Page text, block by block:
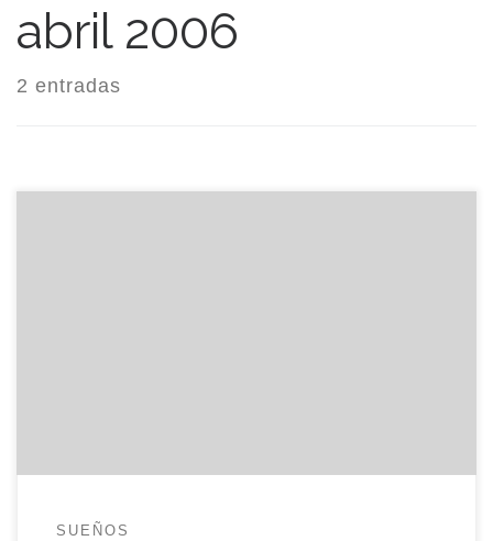
abril 2006
2 entradas
SUEÑOS